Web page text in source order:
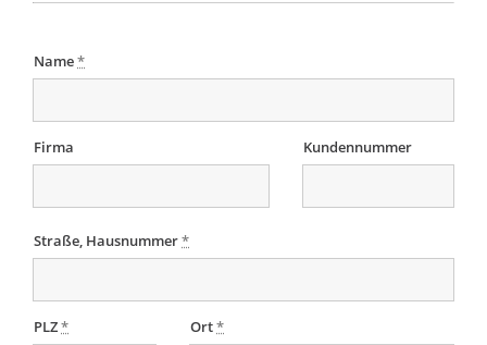
Name*
Firma Kundennummer
Straße, Hausnummer*
PLZ* Ort*